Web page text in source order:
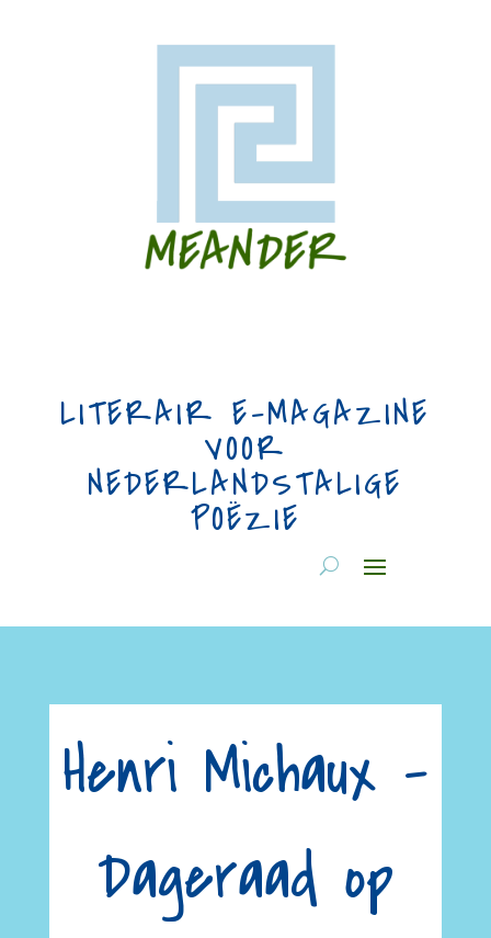
LITERAIR E-MAGAZINE
VOOR
NEDERLANDSTALIGE
POËZIE
Henri Michaux –
Dageraad op